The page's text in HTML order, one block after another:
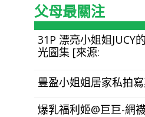
父母最關注
31P 漂亮小姐姐JUCY
光圖集 [來源:
豐盈小姐姐居家私拍
爆乳福利姬@巨巨-網